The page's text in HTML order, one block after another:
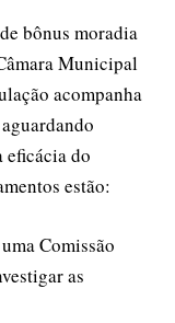
bônus moradia
Municipal
acompanha
eficácia do
estão:
Comissão
as